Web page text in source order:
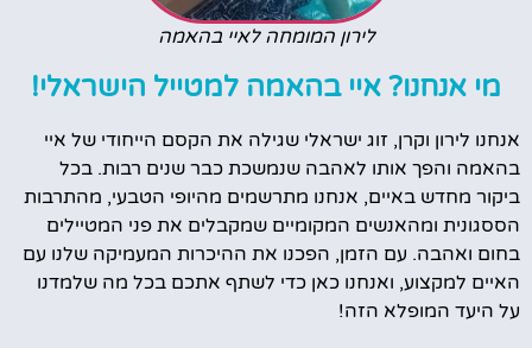
לירון המומחה לאיי בהאמה
מי אנחנו? איי בהאמה למטייל הישראלי!
אנחנו לירון וקרן, זוג ישראלי שגילה את הקסם הייחודי של איי
בהאמה והפך אותו לאהבה שנמשכת כבר שנים רבות. בכל
ביקור מחדש באיים, אנחנו מתרשמים מהיופי הטבעי, מהתרבות
הססגונית ומהאנשים המקומיים שמקבלים את פני המטיילים
בחום ואהבה. עם הזמן, הפכנו את ההיכרות המעמיקה שלנו עם
האיים למקצוע, ואנחנו כאן כדי לשתף אתכם בכל מה שלמדנו
על היעד המופלא הזה!